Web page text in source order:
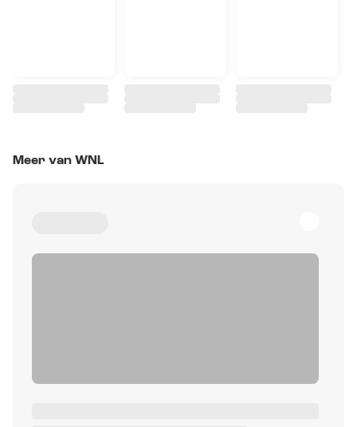
Meer van WNL